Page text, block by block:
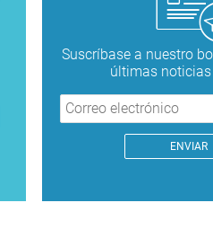
Suscríbase a nuestro
últimas noticias